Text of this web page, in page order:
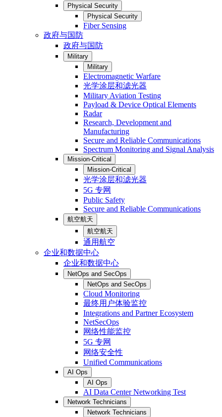
Physical Security
Physical Security
Fiber Sensing
政府与国防
政府与国防
Military
Military
Electromagnetic Warfare
光学涂层和滤光器
Military Aviation Testing
Payload & Device Optical Elements
Radar
Research, Development and
Manufacturing
Secure and Reliable Communications
Spectrum Monitoring and Signal Analysis
Mission-Critical
Mission-Critical
光学涂层和滤光器
5G 专网
Public Safety
Secure and Reliable Communications
航空航天
航空航天
通用航空
企业和数据中心
企业和数据中心
NetOps and SecOps
NetOps and SecOps
Cloud Monitoring
最终用户体验监控
Integrations and Partner Ecosystem
NetSecOps
网络性能监控
5G 专网
网络安全性
Unified Communications
AI Ops
AI Ops
AI Data Center Networking Test
Network Technicians
Network Technicians